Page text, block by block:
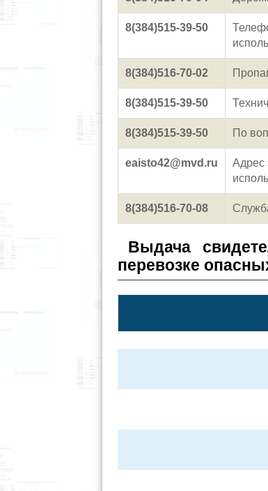
8(384)515-39-50
8(384)516-70-02
8(384)515-39-50
8(384)515-39-50 По
eaisto42@mvd.ru
Адрес
8(384)516-70-08
Выдача
перевозке